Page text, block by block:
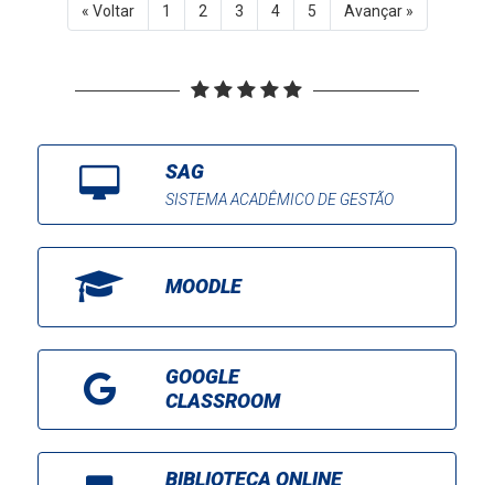
« Voltar 1 2 3 4 5 Avançar »
SAG
SISTEMA ACADÊMICO DE GESTÃO
MOODLE
GOOGLE
CLASSROOM
BIBLIOTECA ONLINE